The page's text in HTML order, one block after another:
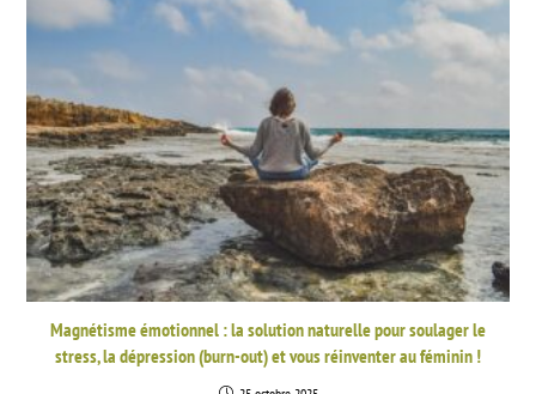
Magnétisme émotionnel : la solution naturelle pour soulager le
stress, la dépression (burn-out) et vous réinventer au féminin !